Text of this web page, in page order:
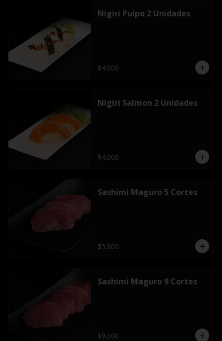
Nigiri Pulpo 2 Unidades
$4.000
Nigiri Salmon 2 Unidades
$4.000
Sashimi Maguro 5 Cortes
$5.800
Sashimi Maguro 9 Cortes
$9.000